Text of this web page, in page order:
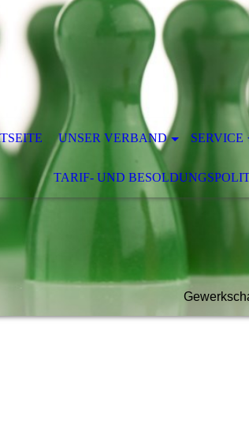
UNSER VERBAND SERVICE
TARIF- UND